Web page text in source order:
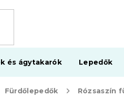
és ágytakarók Lepedők
Fürdőlepedők Rózsaszín